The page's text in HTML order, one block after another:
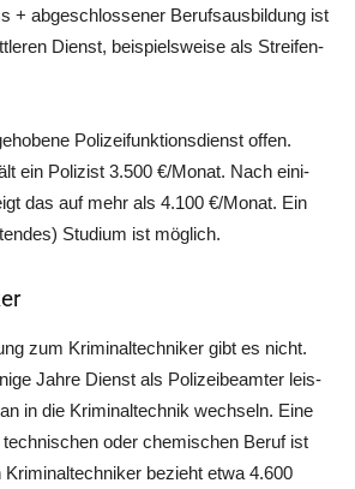
+ abge­schlos­se­ner Berufs­aus­bil­dung ist
Dienst, bei­spiels­wei­se als Strei­fen­
Poli­zei­funk­ti­ons­dienst offen.
ein Poli­zist 3.500 €/Monat. Nach eini­
das auf mehr als 4.100 €/Monat. Ein
Stu­di­um ist möglich.
zum Kri­mi­nal­tech­ni­ker gibt es nicht.
Jah­re Dienst als Poli­zei­be­am­ter leis­
in die Kri­mi­nal­tech­nik wech­seln. Eine
oder che­mi­schen Beruf ist
bezieht etwa 4.600